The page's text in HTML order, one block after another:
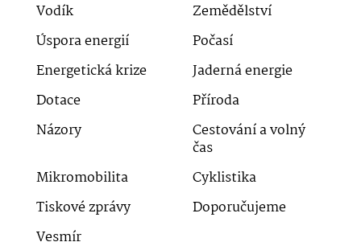
Vodík
Zemědělství
Úspora energií
Počasí
Energetická krize
Jaderná energie
Dotace
Příroda
Názory
Cestování a volný
čas
Mikromobilita
Cyklistika
Tiskové zprávy
Doporučujeme